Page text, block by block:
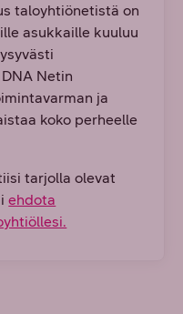
taloyhtiönetistä on
asukkaille kuuluu
Netin
ja
koko perheelle
tarjolla olevat
ehdota